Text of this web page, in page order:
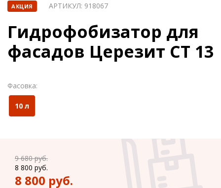
АКЦИЯ АРТИКУЛ: 918067
Гидрофобизатор для
фасадов Церезит CT 13
Фасовка:
10 л
9 680руб.
8 800 руб.
8 800 руб.